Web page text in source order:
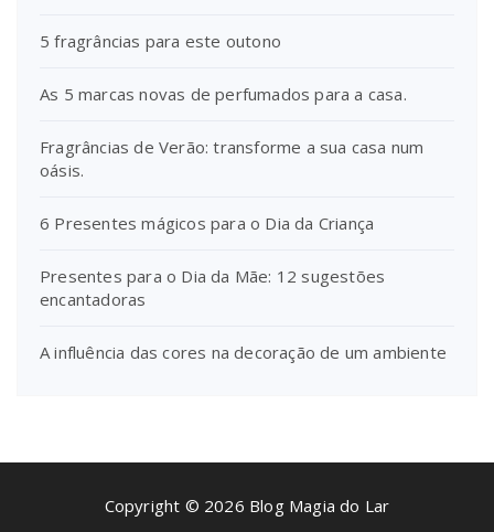
5 fragrâncias para este outono
As 5 marcas novas de perfumados para a casa.
Fragrâncias de Verão: transforme a sua casa num
oásis.
6 Presentes mágicos para o Dia da Criança
Presentes para o Dia da Mãe: 12 sugestões
encantadoras
A influência das cores na decoração de um ambiente
Copyright © 2026 Blog Magia do Lar